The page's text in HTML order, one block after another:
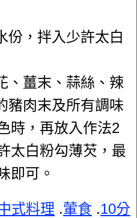
份，拌入少許太白
、薑末、蒜絲、辣
豬肉末及所有調味
時，再放入作法2
太白粉勾薄芡，最
即可。
式料理 .葷食 .10分